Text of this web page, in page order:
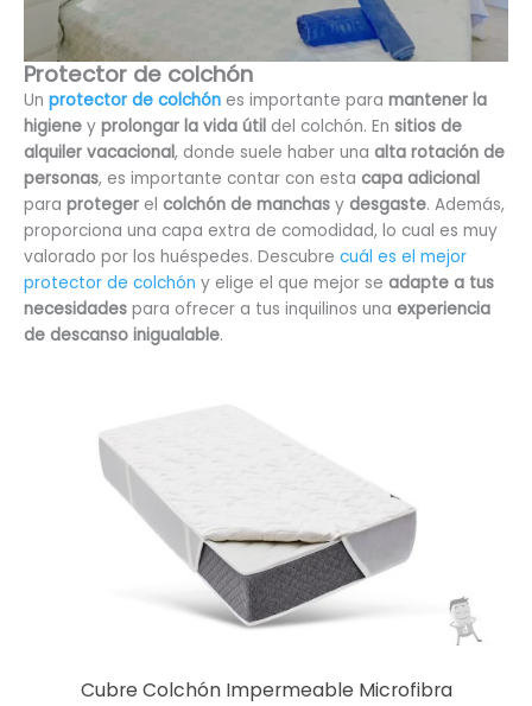
Protector de colchón
Un protector de colchón es importante para mantener la
higiene y prolongar la vida útil del colchón. En sitios de
alquiler vacacional, donde suele haber una alta rotación de
personas, es importante contar con esta capa adicional
para proteger el colchón de manchas y desgaste. Además,
proporciona una capa extra de comodidad, lo cual es muy
valorado por los huéspedes. Descubre cuál es el mejor
protector de colchón y elige el que mejor se adapte a tus
necesidades para ofrecer a tus inquilinos una experiencia
de descanso inigualable.
Cubre Colchón Impermeable Microfibra